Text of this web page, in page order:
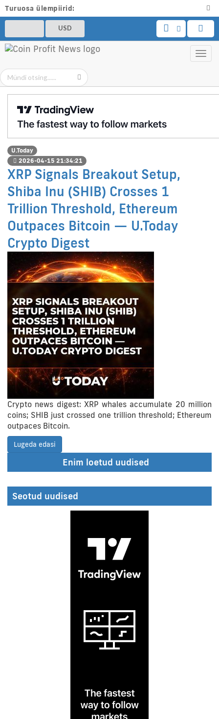
Turuosa ülempiirid:
USD
U.Today
2026-04-15 21:34:21
XRP Signals Breakout Setup,
Shiba Inu (SHIB) Crosses 1
Trillion Threshold, Ethereum
Outpaces Bitcoin — U.Today
Crypto Digest
Crypto news digest: XRP whales accumulate 20 million
coins; SHIB just crossed one trillion threshold; Ethereum
outpaces Bitcoin.
Lugeda edasi
Enim loetud uudised
Seotud uudised